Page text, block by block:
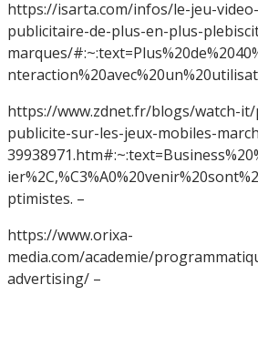
https://isarta.com/infos/le-jeu-
publicitaire-de-plus-en-plus-
marques/
https://www.zdnet.fr/blogs/watch-
publicite-sur-les-jeux-mobiles-
ptimistes. –
https://www.orixa-
media.com/academie/
advertising/ –